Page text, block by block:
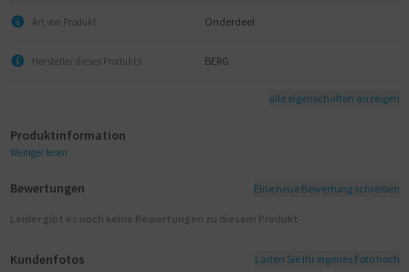
Art von Produkt Onderdeel
Hersteller dieses Produkts BERG
alle eigenschaften anzeigen
Produktinformation
Weniger lesen
Bewertungen Eine neue Bewertung schreiben
Leider gibt es noch keine Bewertungen zu diesem Produkt
Kundenfotos Laden Sie Ihr eigenes Foto hoch